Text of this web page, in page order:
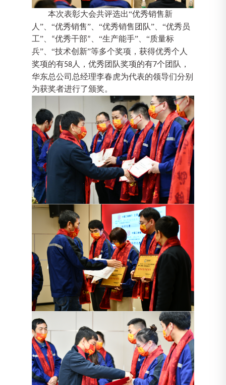
本次表彰大会共评选出“优秀销售新
人 ”、“优秀销售”、“优秀销售团队”、“优秀员
工”、 “优秀干部” “生产能手”、“质量标
兵”、“技术创新”等多个奖项 ， 获得优秀个人
奖项的有58人，优秀团队奖项的有7个团队 ，
华东总公司总经理李春虎为代表的领导们分别
为获奖者进行了颁奖。